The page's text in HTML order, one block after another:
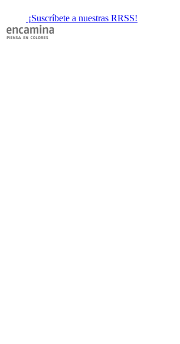
¡Suscríbete a nuestras RRSS!